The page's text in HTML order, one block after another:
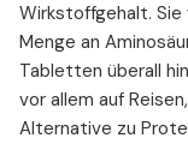
Wirkstoffgehalt. Sie
Menge an
Tabletten überall
vor allem auf
Alternative zu